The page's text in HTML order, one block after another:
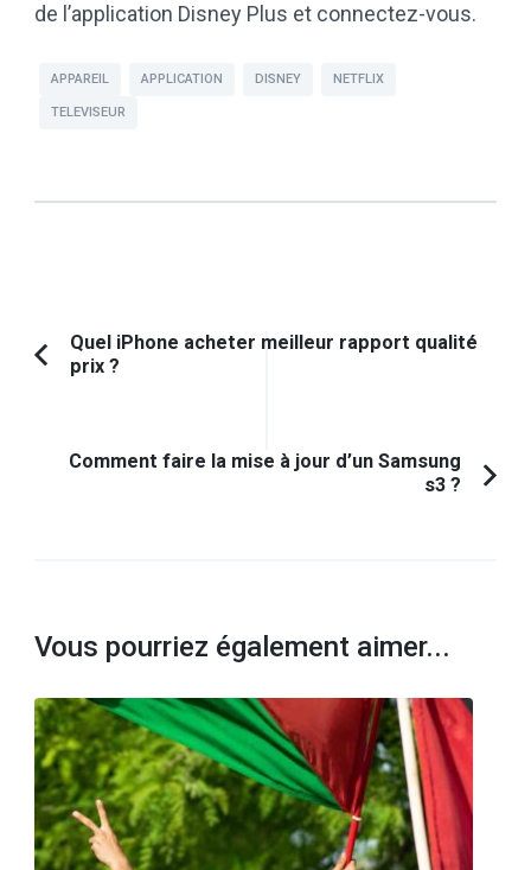
de l’application Disney Plus et connectez-vous.
APPAREIL APPLICATION DISNEY NETFLIX
TELEVISEUR
Navigation
d'article
Article
Quel iPhone acheter meilleur rapport qualité
prix ?
Comment faire la mise à jour d’un Samsung
s3 ?
Vous pourriez également aimer...